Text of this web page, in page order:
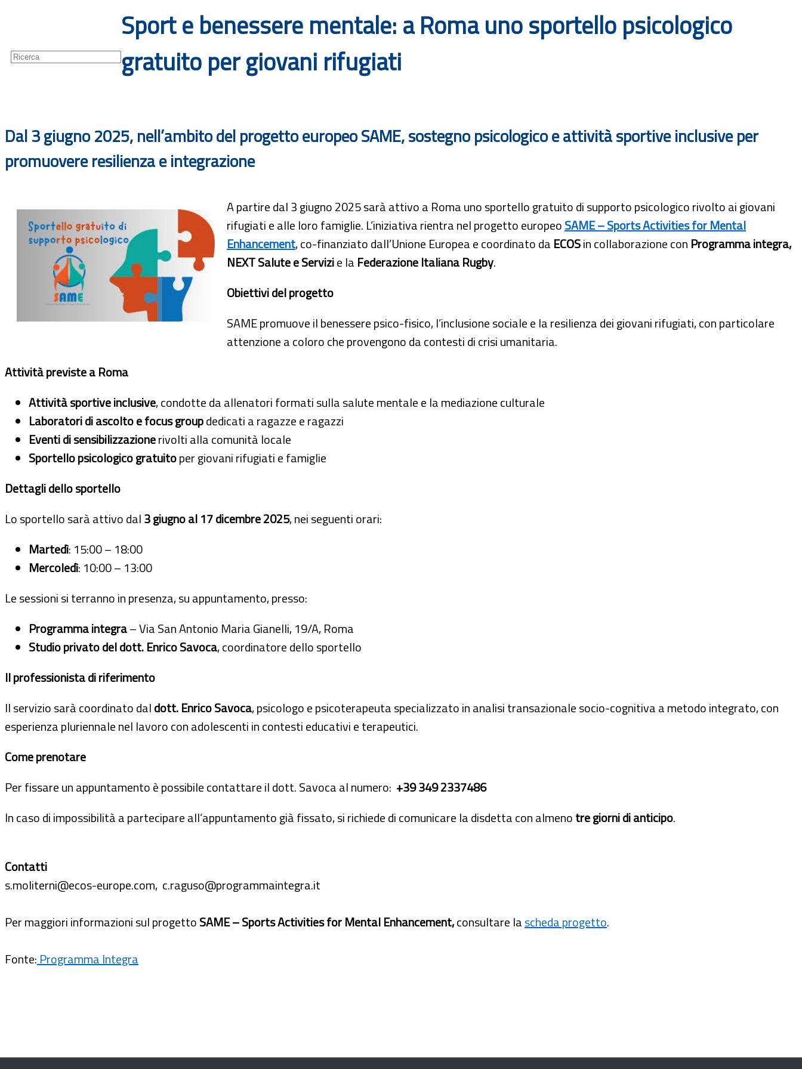
Sport e benessere mentale: a Roma uno sportello psicologico
gratuito per giovani rifugiati
Dal 3 giugno 2025, nell’ambito del progetto europeo SAME, sostegno psicologico e attività sportive inclusive per
promuovere resilienza e integrazione
A partire dal 3 giugno 2025 sarà attivo a Roma uno sportello gratuito di supporto psicologico rivolto ai giovani
rifugiati e alle loro famiglie. L’iniziativa rientra nel progetto europeoSAME – Sports Activities for Mental
Enhancement, co-finanziato dall’Unione Europea e coordinato da ECOSin collaborazione con Programma integra,
NEXT Salute e Servizie la Federazione Italiana Rugby.
Obiettivi del progetto
SAME promuove il benessere psico-fisico, l’inclusione sociale e la resilienza dei giovani rifugiati, con particolare
attenzione a coloro che provengono da contesti di crisi umanitaria.
Attività previste a Roma
Attività sportive inclusive, condotte da allenatori formati sulla salute mentale e la mediazione culturale
Laboratori di ascolto e focus groupdedicati a ragazze e ragazzi
Eventi di sensibilizzazionerivolti alla comunità locale
Sportello psicologico gratuitoper giovani rifugiati e famiglie
Dettagli dello sportello
Lo sportello sarà attivo dal3 giugno al 17 dicembre 2025, nei seguenti orari:
Martedì: 15:00 – 18:00
Mercoledì: 10:00 – 13:00
Le sessioni si terranno in presenza, su appuntamento, presso:
Programma integra– Via San Antonio Maria Gianelli, 19/A, Roma
Studio privato del dott. Enrico Savoca, coordinatore dello sportello
Il professionista di riferimento
Il servizio sarà coordinato daldott. Enrico Savoca, psicologo e psicoterapeuta specializzato in analisi transazionale socio-cognitiva a metodo integrato, con
esperienza pluriennale nel lavoro con adolescenti in contesti educativi e terapeutici.
Come prenotare
Per fissare un appuntamento è possibile contattare il dott. Savoca al numero: +39 349 2337486
In caso di impossibilità a partecipare all’appuntamento già fissato, si richiede di comunicare la disdetta con almenotre giorni di anticipo.
Contatti
s.moliterni@ecos-europe.com, c.raguso@programmaintegra.it
Per maggiori informazioni sul progettoSAME – Sports Activities for Mental Enhancement,consultare lascheda progetto.
Fonte: Programma Integra